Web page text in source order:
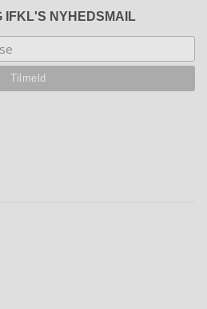
IFKL'S NYHEDSMAIL